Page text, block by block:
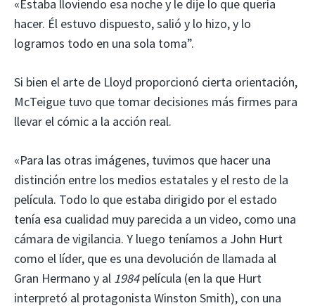
«Estaba lloviendo esa noche y le dije lo que quería
hacer. Él estuvo dispuesto, salió y lo hizo, y lo
logramos todo en una sola toma”.
Si bien el arte de Lloyd proporcionó cierta orientación,
McTeigue tuvo que tomar decisiones más firmes para
llevar el cómic a la acción real.
«Para las otras imágenes, tuvimos que hacer una
distinción entre los medios estatales y el resto de la
película. Todo lo que estaba dirigido por el estado
tenía esa cualidad muy parecida a un video, como una
cámara de vigilancia. Y luego teníamos a John Hurt
como el líder, que es una devolución de llamada al
Gran Hermano y al 1984película (en la que Hurt
interpretó al protagonista Winston Smith), con una